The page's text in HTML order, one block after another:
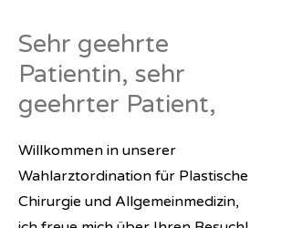
Sehr geehrte
Patientin, sehr
geehrter Patient,
Willkommen in unserer
Wahlarztordination für Plastische
Chirurgie und Allgemeinmedizin,